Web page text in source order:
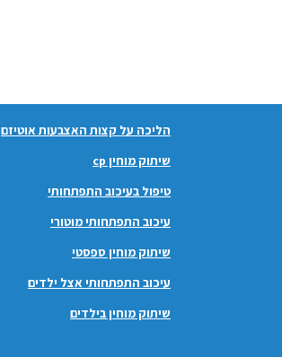
הליכה על קצות האצבעות אוטיזם
שיתוק מוחין cp
טיפול בעיכוב התפתחותי
עיכוב התפתחותי מוטורי
שיתוק מוחין ספסטי
עיכוב התפתחותי אצל ילדים
שיתוק מוחין בילדים